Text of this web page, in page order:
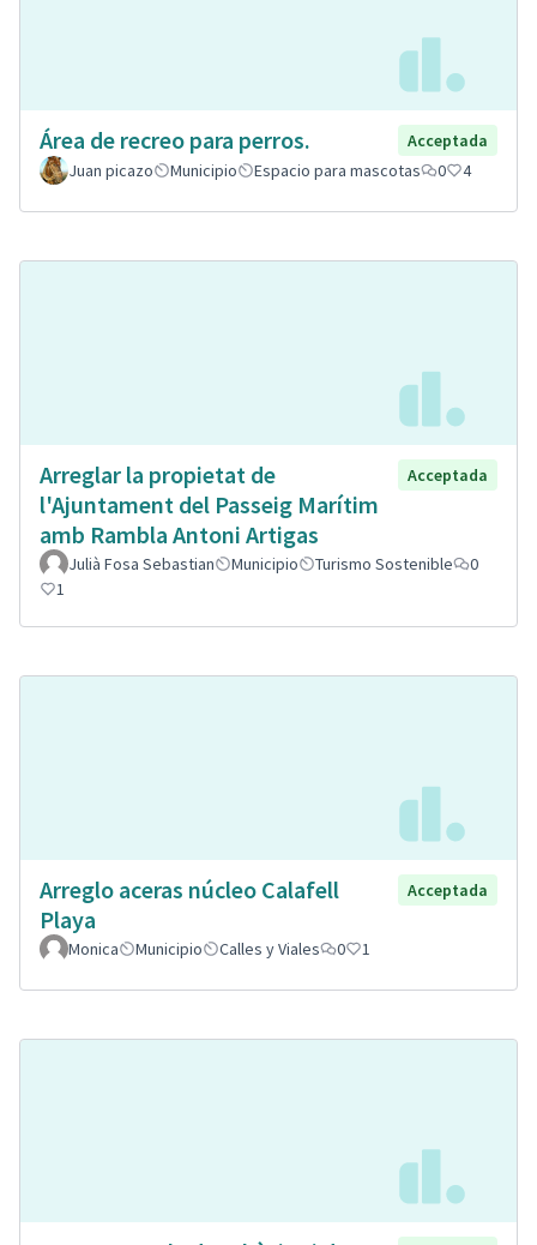
Área de recreo para perros.
Acceptada
Juan picazo
Municipio Espacio para mascotas 0 4
Arreglar la propietat de
l'Ajuntament del Passeig Marítim
amb Rambla Antoni Artigas
Acceptada
Julià Fosa Sebastian Municipio Turismo Sostenible
0
1
Arreglo aceras núcleo Calafell
Playa
Acceptada
Monica Municipio Calles y Viales 0 1